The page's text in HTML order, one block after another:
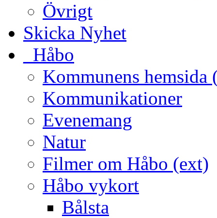
Övrigt
Skicka Nyhet
_Håbo
Kommunens hemsida
Kommunikationer
Evenemang
Natur
Filmer om Håbo (ext)
Håbo vykort
Bålsta